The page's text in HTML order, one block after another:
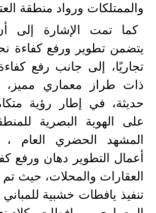
والممتلكات ورواد منطقة
كما تمت الإشارة إلى
حديثة، في إطار رؤية
على الهوية البصرية
المشهد الحضري العام
أعمال التطوير دهان ورفع
العقارات والمحلات، حيث تم
تنفيذ يافطات خشبية